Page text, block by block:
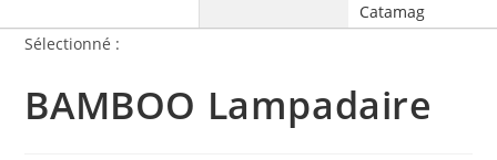
Catamag
Sélectionné :
BAMBOO Lampadaire